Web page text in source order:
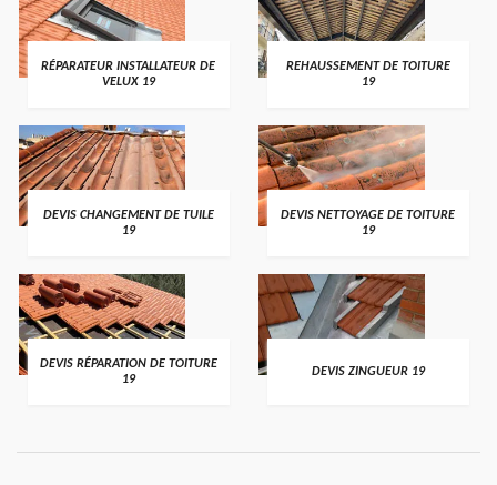
RÉPARATEUR INSTALLATEUR DE
VELUX 19
REHAUSSEMENT DE TOITURE
19
DEVIS CHANGEMENT DE TUILE
19
DEVIS NETTOYAGE DE TOITURE
19
DEVIS RÉPARATION DE TOITURE
19
DEVIS ZINGUEUR 19